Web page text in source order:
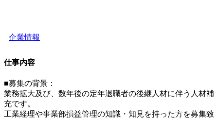
企業情報
仕事内容
■募集の背景：
業務拡大及び、数年後の定年退職者の後継人材に伴う人材補
充です。
工業経理や事業部損益管理の知識・知見を持った方を募集致